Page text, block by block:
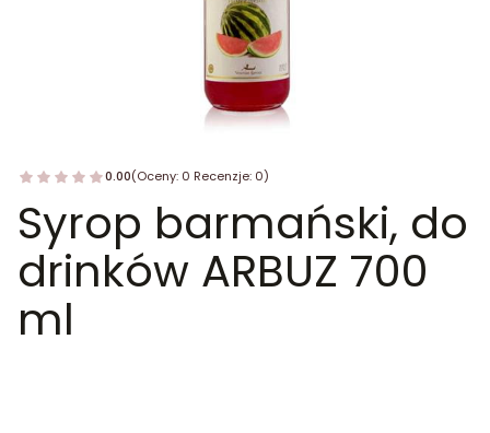
0.00(Oceny: 0 Recenzje: 0)
Syrop barmański, do
drinków ARBUZ 700
ml